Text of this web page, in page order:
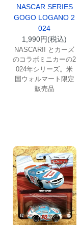
NASCAR SERIES
GOGO LOGANO 2
024
1,990円(税込)
NASCAR!! とカーズ
のコラボミニカーの2
024年シリーズ。米
国ウォルマート限定
販売品